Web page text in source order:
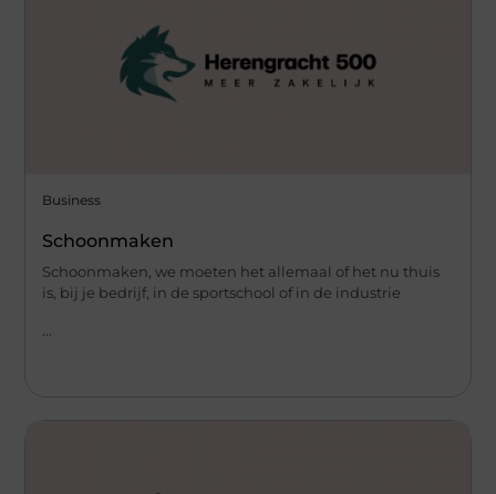
Business
Schoonmaken
Schoonmaken, we moeten het allemaal of het nu thuis
is, bij je bedrijf, in de sportschool of in de industrie